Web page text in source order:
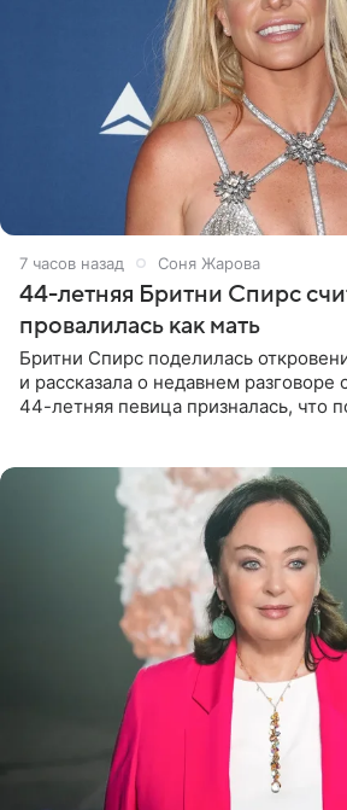
7 часов назад Соня Жарова
44-летняя Бритни Спирс
провалилась как мать
Бритни Спирс поделилась
и рассказала о недавнем
44-летняя певица призналась, что